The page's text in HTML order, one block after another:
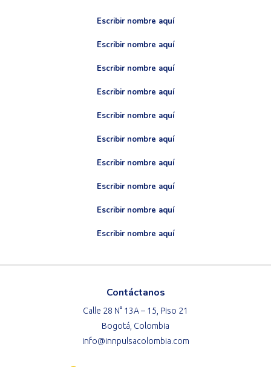
Escribir nombre aquí
Escribir nombre aquí
Escribir nombre aquí
Escribir nombre aquí
Escribir nombre aquí
Escribir nombre aquí
Escribir nombre aquí
Escribir nombre aquí
Escribir nombre aquí
Escribir nombre aquí
Contáctanos
Calle 28 N° 13A – 15, Piso 21
Bogotá, Colombia
info@innpulsacolombia.com